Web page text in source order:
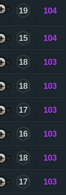
19 104
15 104
18 103
18 103
17 103
16 103
18 103
17 103